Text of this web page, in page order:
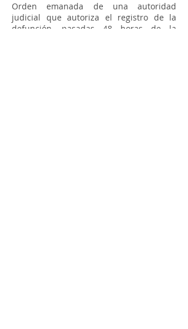
Orden emanada de una autoridad
judicial que autoriza el registro de la
defunción, pasadas 48 horas de la